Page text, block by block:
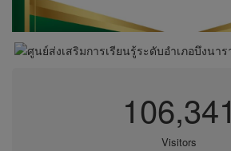
106,341
Visitors